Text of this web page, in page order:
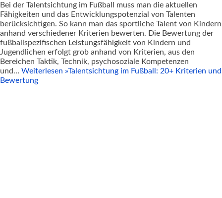
Bei der Talentsichtung im Fußball muss man die aktuellen
Fähigkeiten und das Entwicklungspotenzial von Talenten
berücksichtigen. So kann man das sportliche Talent von Kindern
anhand verschiedener Kriterien bewerten. Die Bewertung der
fußballspezifischen Leistungsfähigkeit von Kindern und
Jugendlichen erfolgt grob anhand von Kriterien, aus den
Bereichen Taktik, Technik, psychosoziale Kompetenzen
und… Weiterlesen »Talentsichtung im Fußball: 20+ Kriterien und
Bewertung